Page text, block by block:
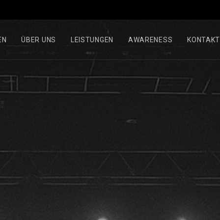
ÜBER UNS LEISTUNGEN AWARENESS KONTAKT